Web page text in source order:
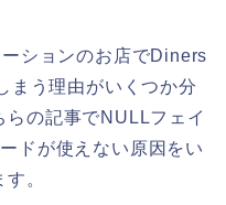
ションのお店でDiners
まう理由がいくつか分
の記事でNULLフェイ
ドが使えない原因をい
。